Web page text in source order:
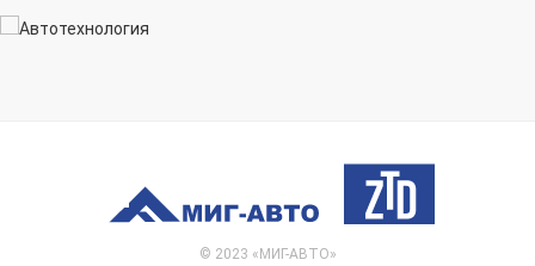
© 2023 «МИГ-АВТО»